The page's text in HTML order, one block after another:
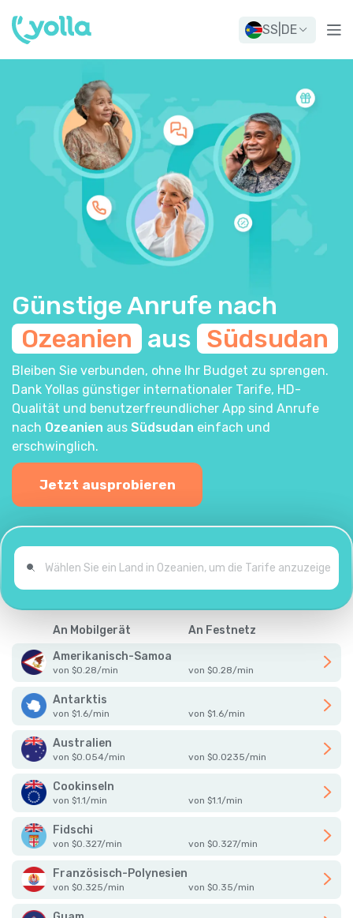
SS DE
Günstige Anrufe nach
Ozeanien aus Südsudan
Bleiben Sie verbunden, ohne Ihr Budget zu sprengen.
Dank Yollas günstiger internationaler Tarife, HD-
Qualität und benutzerfreundlicher App sind Anrufe
nach Ozeanien aus Südsudan einfach und
erschwinglich.
Jetzt ausprobieren
An Mobilgerät
An Festnetz
Amerikanisch-Samoa
von $0.28/min von $0.28/min
Antarktis
von $1.6/min von $1.6/min
Australien
von $0.054/min von $0.0235/min
Cookinseln
von $1.1/min von $1.1/min
Fidschi
von $0.327/min von $0.327/min
Französisch-Polynesien
von $0.325/min von $0.35/min